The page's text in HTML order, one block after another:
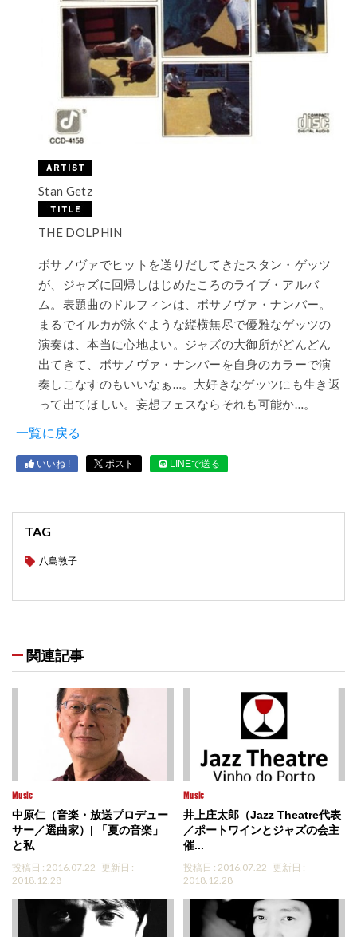
Stan Getz
THE DOLPHIN
ボサノヴァでヒットを送りだしてきたスタン・ゲッツ
が、ジャズに回帰しはじめたころのライブ・アルバ
ム。表題曲のドルフィンは、ボサノヴァ・ナンバー。
まるでイルカが泳ぐような縦横無尽で優雅なゲッツの
演奏は、本当に心地よい。ジャズの大御所がどんどん
出てきて、ボサノヴァ・ナンバーを自身のカラーで演
奏しこなすのもいいなぁ…。大好きなゲッツにも生き返
って出てほしい。妄想フェスならそれも可能か…。
一覧に戻る
いいね ! ポスト LINEで送る
TAG
八島敦子
関連記事
Music
中原仁（音楽・放送プロデュー
サー／選曲家）| 「夏の音楽」
と私
投稿日 : 2016.07.22 更新日 :
2018.12.28
Music
井上庄太郎（Jazz Theatre代表
／ポートワインとジャズの会主
催...
投稿日 : 2016.07.22 更新日 :
2018.12.28